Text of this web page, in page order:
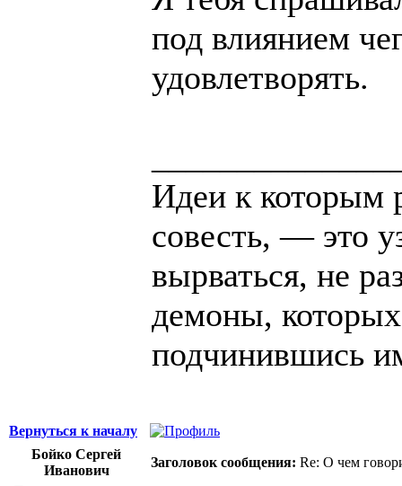
под влиянием
удовлетворять.
Идеи к которым
совесть, — это
вырваться, не
демоны,
подчинившись
Вернуться к началу
Бойко Сергей
Иванович
Заголовок сообщения: Re: О чем